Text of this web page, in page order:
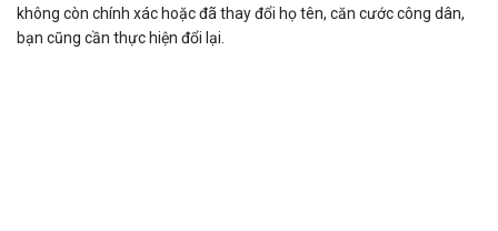
không còn chính xác hoặc đã thay đổi họ tên, căn cước công dân,
bạn cũng cần thực hiện đổi lại.